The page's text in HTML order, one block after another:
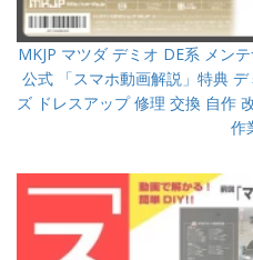
MKJP マツダ デミオ DE系 メン
公式 「スマホ動画解説」特典
ズ ドレスアップ 修理 交換 自作
作